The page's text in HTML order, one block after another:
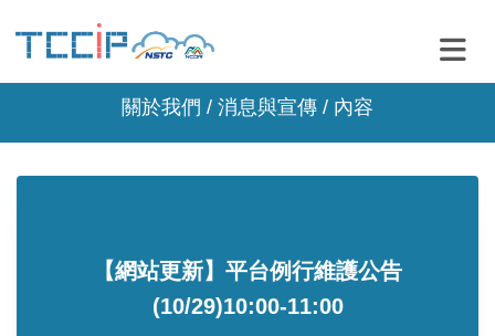
關於我們 / 消息與宣傳 / 內容
【網站更新】平台例行維護公告
(10/29)10:00-11:00